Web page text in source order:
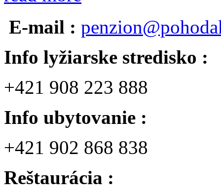
E-mail :
Info lyžiarske stredisko :
+421 908 223 888
Info ubytovanie :
+421 902 868 838
Reštaurácia :